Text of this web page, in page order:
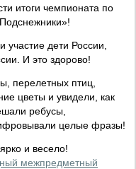
итоги чемпионата по
дети России,
И это здорово!
перелетных птиц,
цветы и увидели, как
ребусы,
целые фразы!
и весело!
межпредметный